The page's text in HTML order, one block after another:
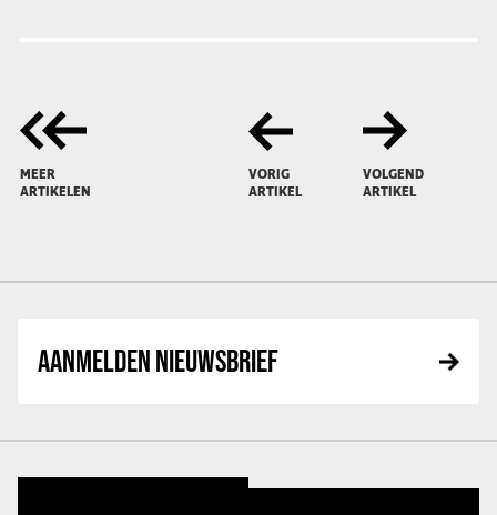
MEER
ARTIKELEN
VORIG
ARTIKEL
VOLGEND
ARTIKEL
AANMELDEN NIEUWSBRIEF